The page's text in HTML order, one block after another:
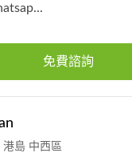
免費諮詢
港島 中西區